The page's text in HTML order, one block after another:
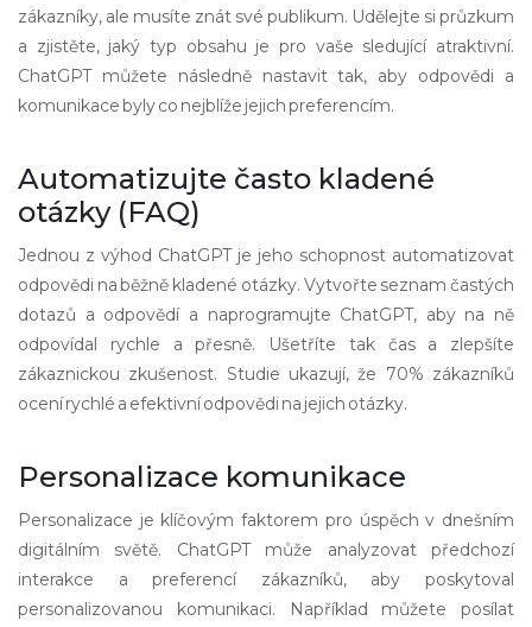
zákazníky, ale musíte znát své publikum. Udělejte si průzkum
a zjistěte, jaký typ obsahu je pro vaše sledující atraktivní.
ChatGPT můžete následně nastavit tak, aby odpovědi a
komunikace byly co nejblíže jejich preferencím.
Automatizujte často kladené
otázky (FAQ)
Jednou z výhod ChatGPT je jeho schopnost automatizovat
odpovědi na běžně kladené otázky. Vytvořte seznam častých
dotazů a odpovědí a naprogramujte ChatGPT, aby na ně
odpovídal rychle a přesně. Ušetříte tak čas a zlepšíte
zákaznickou zkušenost. Studie ukazují, že 70% zákazníků
ocení rychlé a efektivní odpovědi na jejich otázky.
Personalizace komunikace
Personalizace je klíčovým faktorem pro úspěch v dnešním
digitálním světě. ChatGPT může analyzovat předchozí
interakce a preferencí zákazníků, aby poskytoval
personalizovanou komunikaci. Například můžete posílat